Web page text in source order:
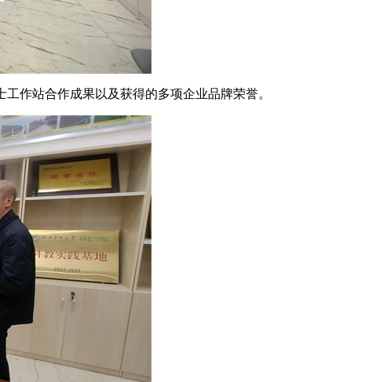
作站合作成果以及获得的多项企业品牌荣誉。